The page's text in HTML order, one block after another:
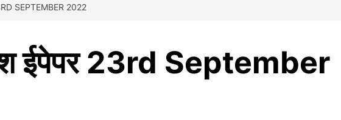
SEPTEMBER 2022
ईपेपर 23rd September